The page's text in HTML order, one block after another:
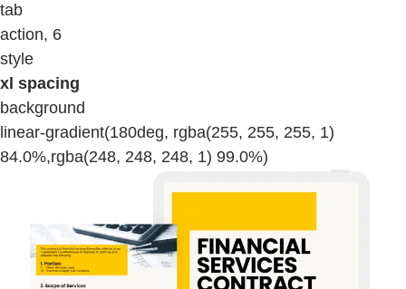
tab
action, 6
style
xl spacing
background
linear-gradient(180deg, rgba(255, 255, 255, 1)
84.0%,rgba(248, 248, 248, 1) 99.0%)